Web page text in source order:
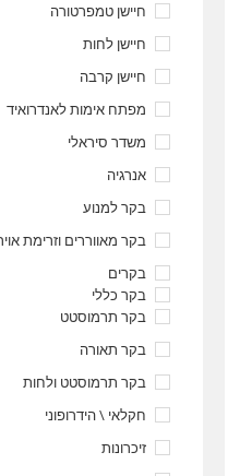
חיישן טמפרטורה
חיישן לחות
חיישן קרבה
מפתח אימות לאנדרואיד
משדר סיראלי
אנרגיה
בקר למנוע
בקר מאווררים וזרימת
בקרים
בקר כללי
בקר תרמוסטט
בקר תאורה
בקר תרמוסטט ולחות
חקלאי \ הידרופוני
זיכרונות